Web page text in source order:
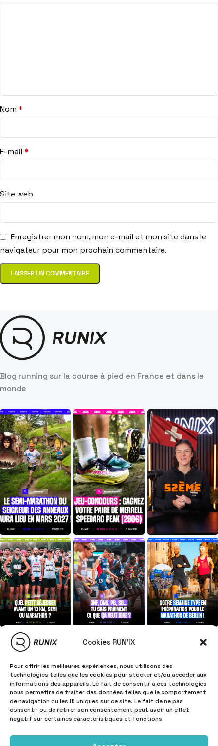
Cookies RUN'IX
Pour offrir les meilleures expériences, nous utilisons des
technologies telles que les cookies pour stocker et/ou accéder aux
informations des appareils. Le fait de consentir à ces technologies
nous permettra de traiter des données telles que le comportement
de navigation ou les ID uniques sur ce site. Le fait de ne pas
consentir ou de retirer son consentement peut avoir un effet
négatif sur certaines caractéristiques et fonctions.
Nom *
E-mail *
Site web
Enregistrer mon nom, mon e-mail et mon site dans le
navigateur pour mon prochain commentaire.
Blog running sur la course à pied en France et dans le
monde